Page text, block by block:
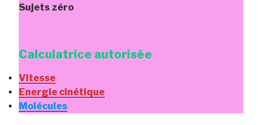
Sujets zéro
Calculatrice autorisée
Vitesse
Energie cinétique
Molécules